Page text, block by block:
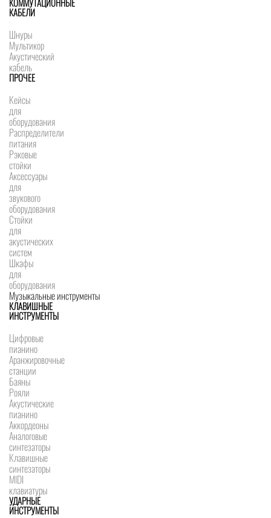
КАБЕЛИ
Шнуры
Мультикор
Акустический
кабель
ПРОЧЕЕ
Кейсы
для
оборудования
Распределители
питания
Рэковые
стойки
Аксессуары
для
звукового
оборудования
Стойки
для
акустических
систем
Шкафы
для
оборудования
Музыкальные инструменты
КЛАВИШНЫЕ
ИНСТРУМЕНТЫ
Цифровые
пианино
Аранжировочные
станции
Баяны
Рояли
Акустические
пианино
Аккордеоны
Аналоговые
синтезаторы
Клавишные
синтезаторы
MIDI
клавиатуры
УДАРНЫЕ
ИНСТРУМЕНТЫ